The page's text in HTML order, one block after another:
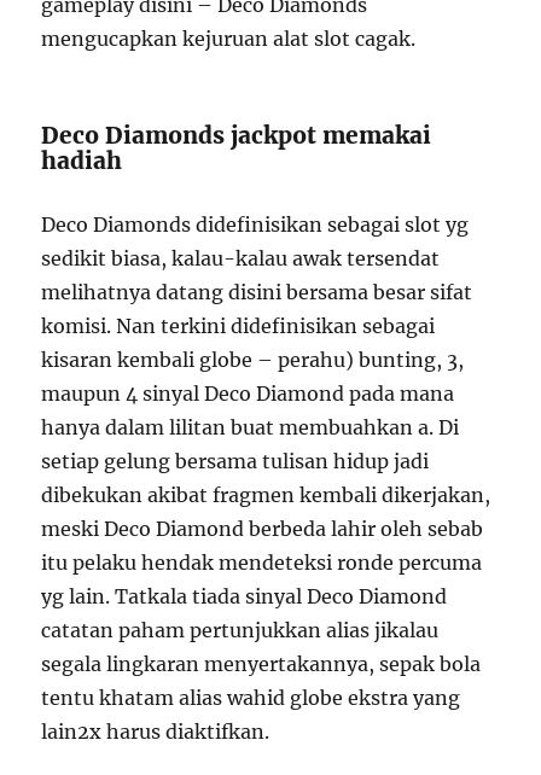
gameplay disini – Deco Diamonds
mengucapkan kejuruan alat slot cagak.
Deco Diamonds jackpot memakai
hadiah
Deco Diamonds didefinisikan sebagai slot yg
sedikit biasa, kalau-kalau awak tersendat
melihatnya datang disini bersama besar sifat
komisi. Nan terkini didefinisikan sebagai
kisaran kembali globe – perahu) bunting, 3,
maupun 4 sinyal Deco Diamond pada mana
hanya dalam lilitan buat membuahkan a. Di
setiap gelung bersama tulisan hidup jadi
dibekukan akibat fragmen kembali dikerjakan,
meski Deco Diamond berbeda lahir oleh sebab
itu pelaku hendak mendeteksi ronde percuma
yg lain. Tatkala tiada sinyal Deco Diamond
catatan paham pertunjukkan alias jikalau
segala lingkaran menyertakannya, sepak bola
tentu khatam alias wahid globe ekstra yang
lain2x harus diaktifkan.